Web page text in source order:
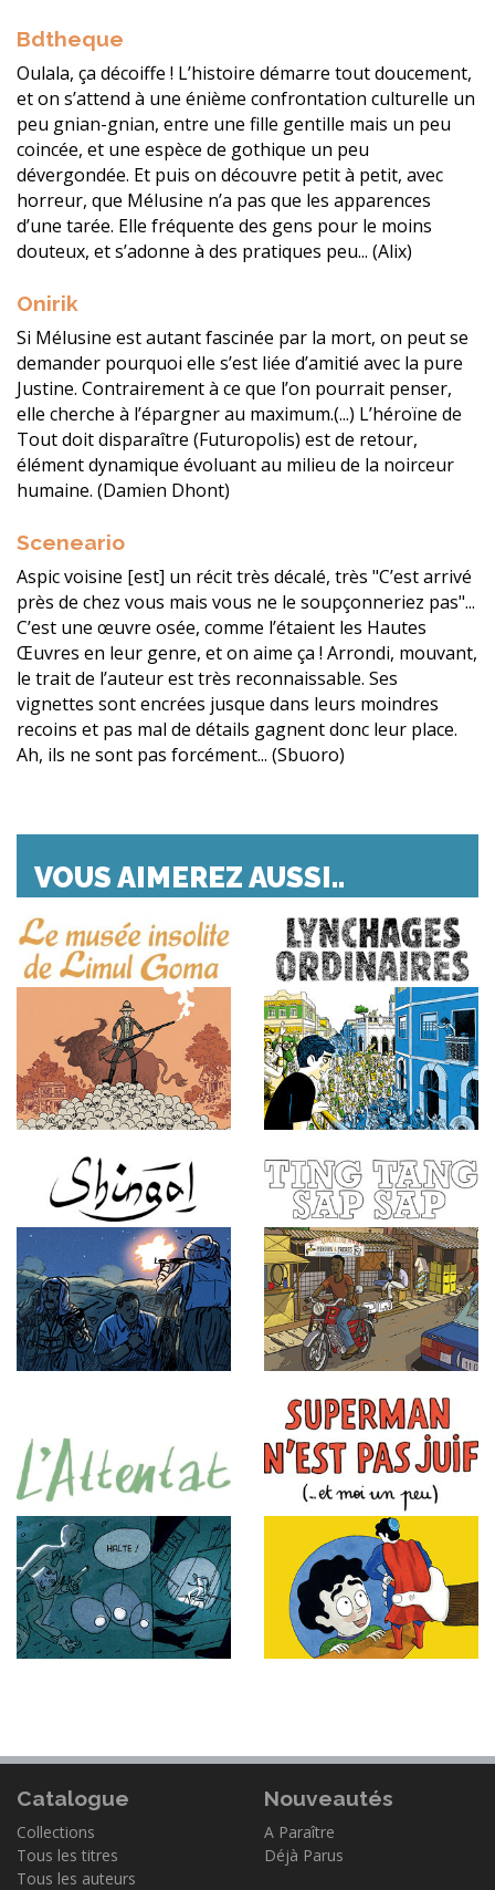
Bdtheque
Oulala, ça décoiffe ! L’histoire démarre tout doucement,
et on s’attend à une énième confrontation culturelle un
peu gnian-gnian, entre une fille gentille mais un peu
coincée, et une espèce de gothique un peu
dévergondée. Et puis on découvre petit à petit, avec
horreur, que Mélusine n’a pas que les apparences
d’une tarée. Elle fréquente des gens pour le moins
douteux, et s’adonne à des pratiques peu... (Alix)
Onirik
Si Mélusine est autant fascinée par la mort, on peut se
demander pourquoi elle s’est liée d’amitié avec la pure
Justine. Contrairement à ce que l’on pourrait penser,
elle cherche à l’épargner au maximum.(...) L’héroïne de
Tout doit disparaître (Futuropolis) est de retour,
élément dynamique évoluant au milieu de la noirceur
humaine. (Damien Dhont)
Sceneario
Aspic voisine [est] un récit très décalé, très "C’est arrivé
près de chez vous mais vous ne le soupçonneriez pas"...
C’est une œuvre osée, comme l’étaient les Hautes
Œuvres en leur genre, et on aime ça ! Arrondi, mouvant,
le trait de l’auteur est très reconnaissable. Ses
vignettes sont encrées jusque dans leurs moindres
recoins et pas mal de détails gagnent donc leur place.
Ah, ils ne sont pas forcément... (Sbuoro)
VOUS AIMEREZ AUSSI..
Catalogue
Collections
Tous les titres
Tous les auteurs
Nouveautés
A Paraître
Déjà Parus